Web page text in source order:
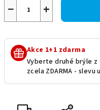
+
−
Akce 1+1 zdarma
Vyberte druhé brýle
zcela ZDARMA -